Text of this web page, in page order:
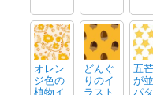
オレン
ジ色の
植物イ
どんぐ
りのイ
ラスト
五
が
パ